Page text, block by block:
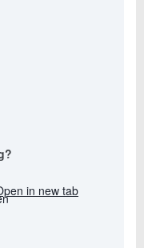
in new tab